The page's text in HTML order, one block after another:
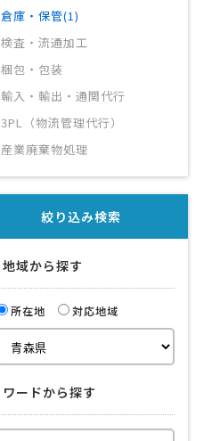
倉庫・保管(1)
検査・流通加工
梱包・包装
輸入・輸出・通関代行
3PL（物流管理代行）
産業廃棄物処理
絞り込み検索
地域から探す
所在地 対応地域
ワードから探す